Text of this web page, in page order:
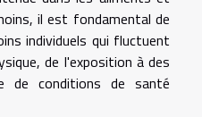
il est fondamental de
individuels qui fluctuent
de l'exposition à des
de conditions de santé